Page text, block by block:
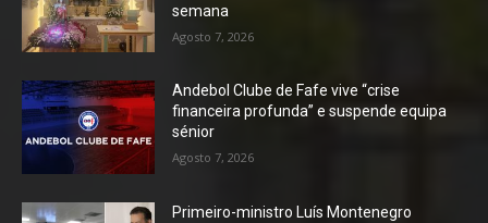
semana
Agosto 7, 2026
Andebol Clube de Fafe vive “crise
financeira profunda” e suspende equipa
sénior
Agosto 7, 2026
Primeiro-ministro Luís Montenegro